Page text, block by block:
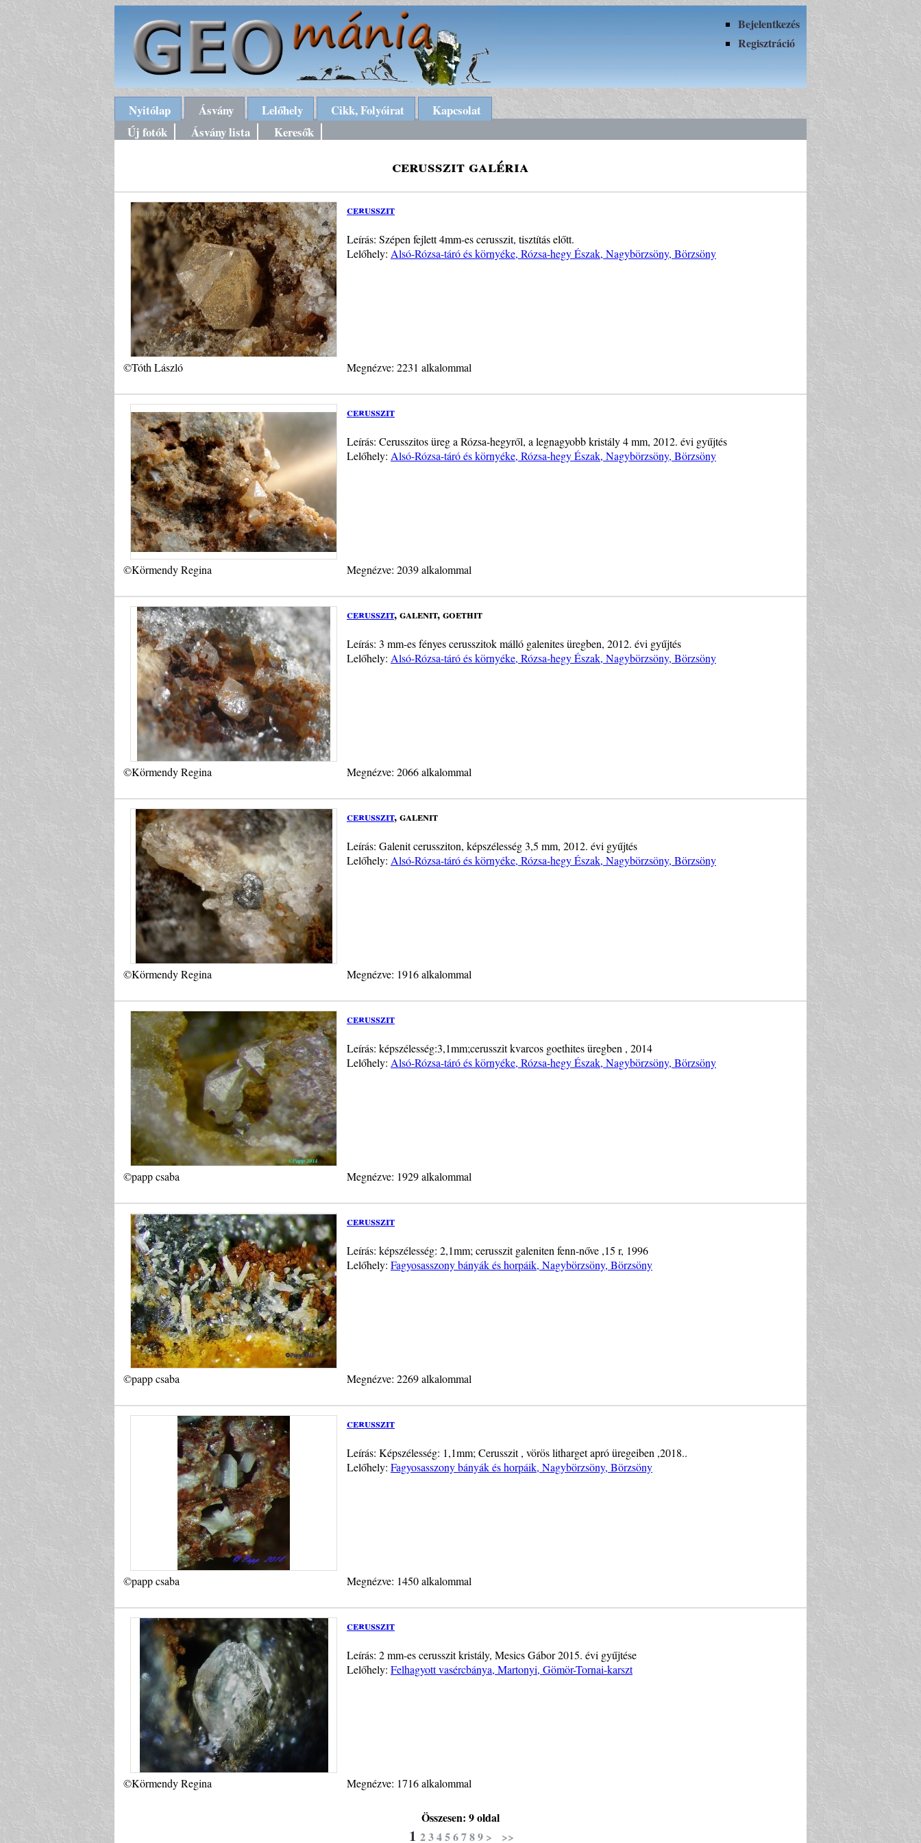
Bejelentkezés
Regisztráció
Nyitólap Ásvány Lelőhely Cikk, Folyóirat
Kapcsolat
Új fotók
Ásvány lista Keresők
cerusszit galéria
cerusszit
Leírás: Szépen fejlett 4mm-es cerusszit, tisztítás előtt.
Lelőhely: Alsó-Rózsa-táró és környéke, Rózsa-hegy Észak, Nagybörzsöny, Börzsöny
©Tóth László Megnézve: 2231 alkalommal
cerusszit
Leírás: Cerusszitos üreg a Rózsa-hegyről, a legnagyobb kristály 4 mm, 2012. évi gyűjtés
Lelőhely: Alsó-Rózsa-táró és környéke, Rózsa-hegy Észak, Nagybörzsöny, Börzsöny
©Körmendy Regina Megnézve: 2039 alkalommal
cerusszit, galenit, goethit
Leírás: 3 mm-es fényes cerusszitok málló galenites üregben, 2012. évi gyűjtés
Lelőhely: Alsó-Rózsa-táró és környéke, Rózsa-hegy Észak, Nagybörzsöny, Börzsöny
©Körmendy Regina Megnézve: 2066 alkalommal
cerusszit, galenit
Leírás: Galenit cerussziton, képszélesség 3,5 mm, 2012. évi gyűjtés
Lelőhely: Alsó-Rózsa-táró és környéke, Rózsa-hegy Észak, Nagybörzsöny, Börzsöny
©Körmendy Regina Megnézve: 1916 alkalommal
cerusszit
Leírás: képszélesség:3,1mm;cerusszit kvarcos goethites üregben , 2014
Lelőhely: Alsó-Rózsa-táró és környéke, Rózsa-hegy Észak, Nagybörzsöny, Börzsöny
©papp csaba Megnézve: 1929 alkalommal
cerusszit
Leírás: képszélesség: 2,1mm; cerusszit galeniten fenn-nőve ,15 r, 1996
Lelőhely: Fagyosasszony bányák és horpáik, Nagybörzsöny, Börzsöny
©papp csaba Megnézve: 2269 alkalommal
cerusszit
Leírás: Képszélesség: 1,1mm; Cerusszit , vörös litharget apró üregeiben ,2018..
Lelőhely: Fagyosasszony bányák és horpáik, Nagybörzsöny, Börzsöny
©papp csaba Megnézve: 1450 alkalommal
cerusszit
Leírás: 2 mm-es cerusszit kristály, Mesics Gábor 2015. évi gyűjtése
Lelőhely: Felhagyott vasércbánya, Martonyi, Gömör-Tornai-karszt
©Körmendy Regina Megnézve: 1716 alkalommal
Összesen: 9 oldal
1 23456789 > >>